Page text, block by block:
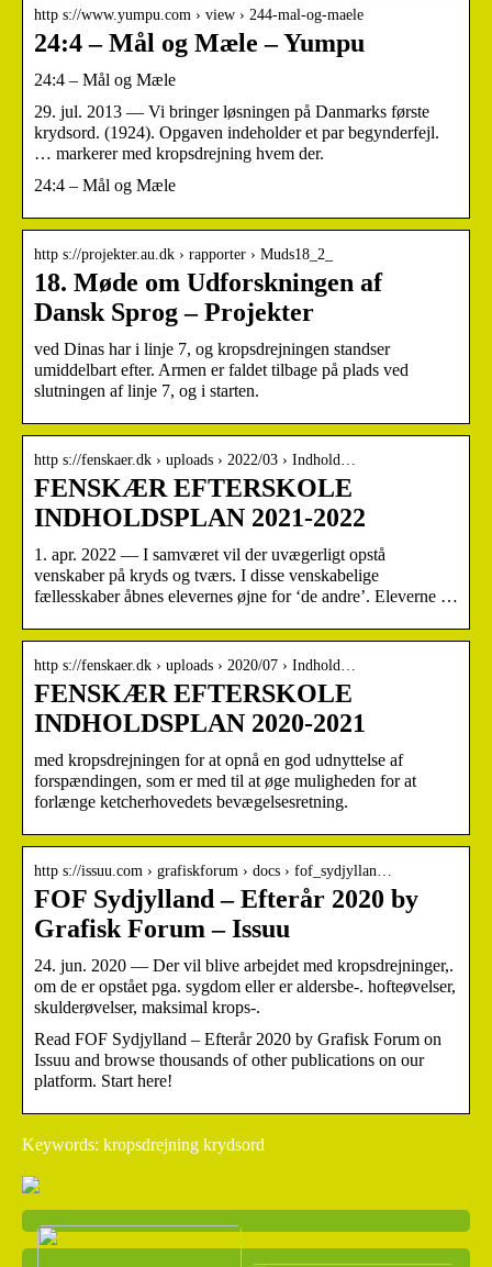
http s://www.yumpu.com › view › 244-mal-og-maele
24:4 – Mål og Mæle – Yumpu
24:4 – Mål og Mæle
29. jul. 2013 — Vi bringer løsningen på Danmarks første
krydsord. (1924). Opgaven indeholder et par begynderfejl.
… markerer med kropsdrejning hvem der.
24:4 – Mål og Mæle
http s://projekter.au.dk › rapporter › Muds18_2_
18. Møde om Udforskningen af
Dansk Sprog – Projekter
ved Dinas har i linje 7, og kropsdrejningen standser
umiddelbart efter. Armen er faldet tilbage på plads ved
slutningen af linje 7, og i starten.
http s://fenskaer.dk › uploads › 2022/03 › Indhold…
FENSKÆR EFTERSKOLE
INDHOLDSPLAN 2021-2022
1. apr. 2022 — I samværet vil der uvægerligt opstå
venskaber på kryds og tværs. I disse venskabelige
fællesskaber åbnes elevernes øjne for ‘de andre’. Eleverne …
http s://fenskaer.dk › uploads › 2020/07 › Indhold…
FENSKÆR EFTERSKOLE
INDHOLDSPLAN 2020-2021
med kropsdrejningen for at opnå en god udnyttelse af
forspændingen, som er med til at øge muligheden for at
forlænge ketcherhovedets bevægelsesretning.
http s://issuu.com › grafiskforum › docs › fof_sydjyllan…
FOF Sydjylland – Efterår 2020 by
Grafisk Forum – Issuu
24. jun. 2020 — Der vil blive arbejdet med kropsdrejninger,.
om de er opstået pga. sygdom eller er aldersbe-. hofteøvelser,
skulderøvelser, maksimal krops-.
Read FOF Sydjylland – Efterår 2020 by Grafisk Forum on
Issuu and browse thousands of other publications on our
platform. Start here!
Keywords: kropsdrejning krydsord